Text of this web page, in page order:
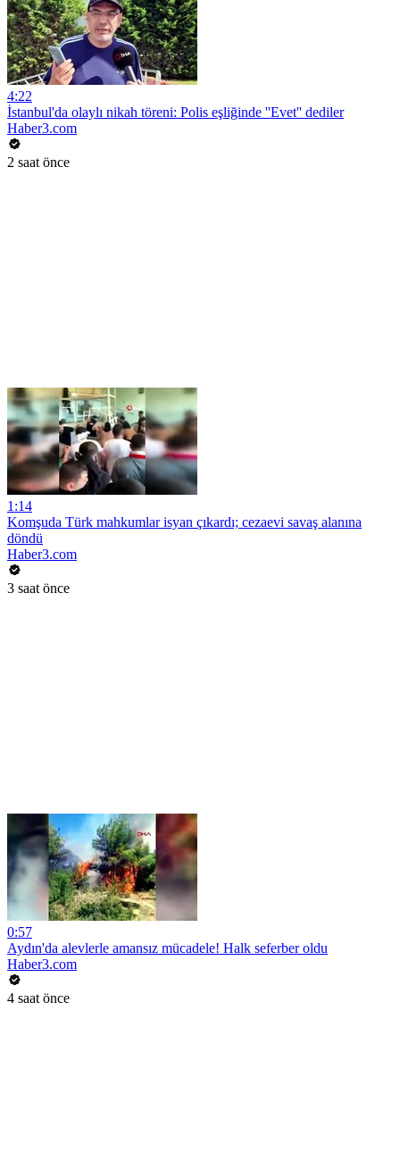
4:22
İstanbul'da olaylı nikah töreni: Polis eşliğinde ''Evet'' dediler
Haber3.com
2 saat önce
1:14
Komşuda Türk mahkumlar isyan çıkardı; cezaevi savaş alanına
döndü
Haber3.com
3 saat önce
0:57
Aydın'da alevlerle amansız mücadele! Halk seferber oldu
Haber3.com
4 saat önce